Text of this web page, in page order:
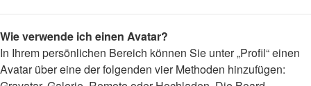
Wie verwende ich einen Avatar?
In Ihrem persönlichen Bereich können Sie unter „Profil“ einen
Avatar über eine der folgenden vier Methoden hinzufügen: